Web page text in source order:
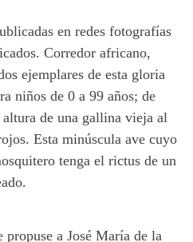
en redes fotografías
Corredor africano,
ejemplares de esta gloria
niños de 0 a 99 años; de
de una gallina vieja al
Esta minúscula ave cuyo
tenga el rictus de un
propuse a José María de la